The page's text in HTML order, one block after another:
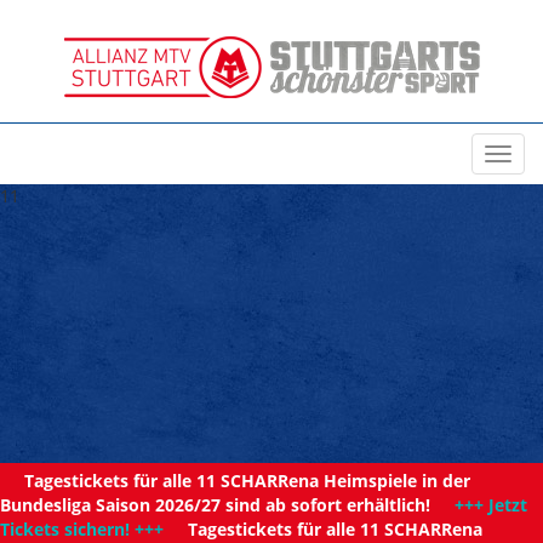
11
Tagestickets für alle 11 SCHARRena Heimspiele in der
Bundesliga Saison 2026/27 sind ab sofort erhältlich! +++ Jetzt
Tickets sichern! +++ Tagestickets für alle 11 SCHARRena